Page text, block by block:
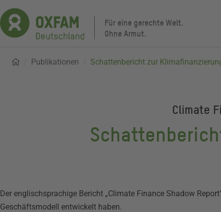
Direkt
zum
Inhalt
Für eine gerechte Welt.
Ohne Armut.
Pfadnavigation
Startseite
Publikationen Schattenbericht zur
Climate
Der englischsprachige Bericht „Climate Finance Shadow
Geschäftsmodell entwickelt haben.